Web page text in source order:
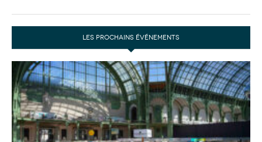
LES PROCHAINS ÉVÉNEMENTS